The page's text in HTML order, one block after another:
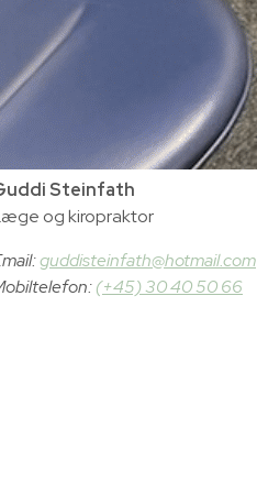
Steinfath
og kiropraktor
guddisteinfath@hotmail.com
(+45) 30 40 50 66